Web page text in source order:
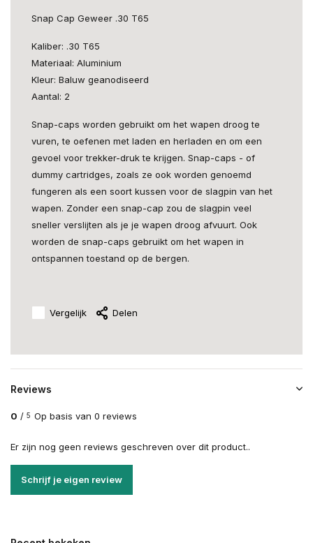
Snap Cap Geweer .30 T65
Kaliber: .30 T65
Materiaal: Aluminium
Kleur: Baluw geanodiseerd
Aantal: 2
Snap-caps worden gebruikt om het wapen droog te
vuren, te oefenen met laden en herladen en om een
gevoel voor trekker-druk te krijgen. Snap-caps - of
dummy cartridges, zoals ze ook worden genoemd
fungeren als een soort kussen voor de slagpin van het
wapen. Zonder een snap-cap zou de slagpin veel
sneller verslijten als je je wapen droog afvuurt. Ook
worden de snap-caps gebruikt om het wapen in
ontspannen toestand op de bergen.
Vergelijk Delen
Reviews
0 / 5 Op basis van 0 reviews
Er zijn nog geen reviews geschreven over dit product..
Schrijf je eigen review